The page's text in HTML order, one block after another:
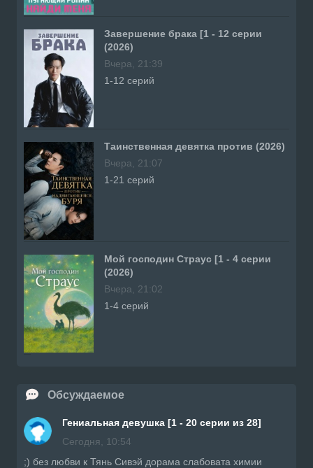
Завершение брака [1 - 12 серии
(2026)
Вчера, 21:39
1-12 серий
Таинственная девятка против (2026)
Вчера, 21:07
1-21 серий
Мой господин Страус [1 - 4 серии
(2026)
Вчера, 21:02
1-4 серий
Обсуждаемое
Гениальная девушка [1 - 20 серии из 28]
Сегодня, 10:54
;) без любви к Тянь Сивэй дорама слабовата химии